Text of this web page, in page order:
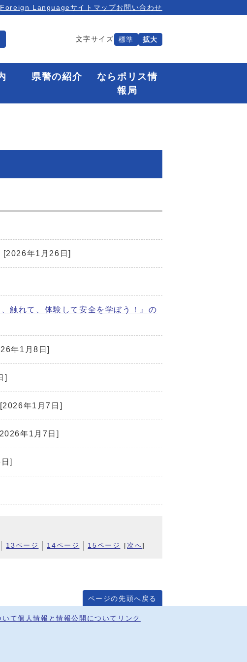
Foreign Languageサイトマップお問い合わせ
文字サイズ 標準 拡大
県警の紹介
ならポリス情
報局
[2026年1月26日]
触れて、体験して安全を学ぼう！』の
年1月8日]
]
[2026年1月7日]
年1月7日]
]
13ページ 14ページ 15ページ [ 次へ]
ページの先頭へ戻る
いて個人情報と情報公開について リンク